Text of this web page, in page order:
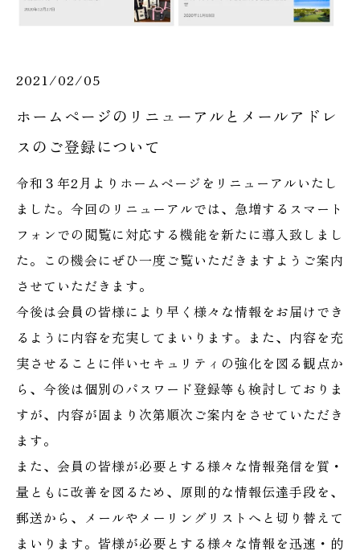
2021/02/05
ホームページのリニューアルとメールアドレ
スのご登録について
令和３年2月より ホームページをリニューアルいたし
ました。今回のリニューアルでは、急増するスマート
フォンでの閲覧に対応する機能を新たに導入致しまし
た。この機会にぜひ一度ご覧いただきますようご案内
させていただきます。
今後は会員の皆様により早く様々な情報をお届けでき
るように内容を充実してまいります。また、内容を充
実させることに伴いセキュリティの強化を図る観点か
ら、今後は個別のパスワード登録等も検討しておりま
すが、内容が固まり次第順次ご案内をさせていただき
ます。
また、会員の皆様が必要とする様々な情報発信を質・
量ともに改善を図るため、原則的な情報伝達手段を、
郵送から、メールやメーリングリストへと切り替えて
まいります。皆様が必要とする様々な情報を迅速・的